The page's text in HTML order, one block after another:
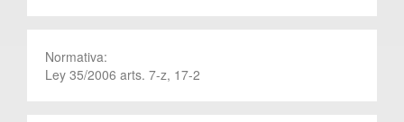
Normativa:
Ley 35/2006 arts. 7-z, 17-2